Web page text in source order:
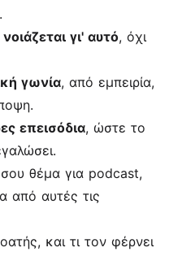
γι' αυτό, όχι
γωνία, από εμπειρία,
επεισόδια, ώστε το
σου θέμα για podcast,
από αυτές τις
και τι τον φέρνει